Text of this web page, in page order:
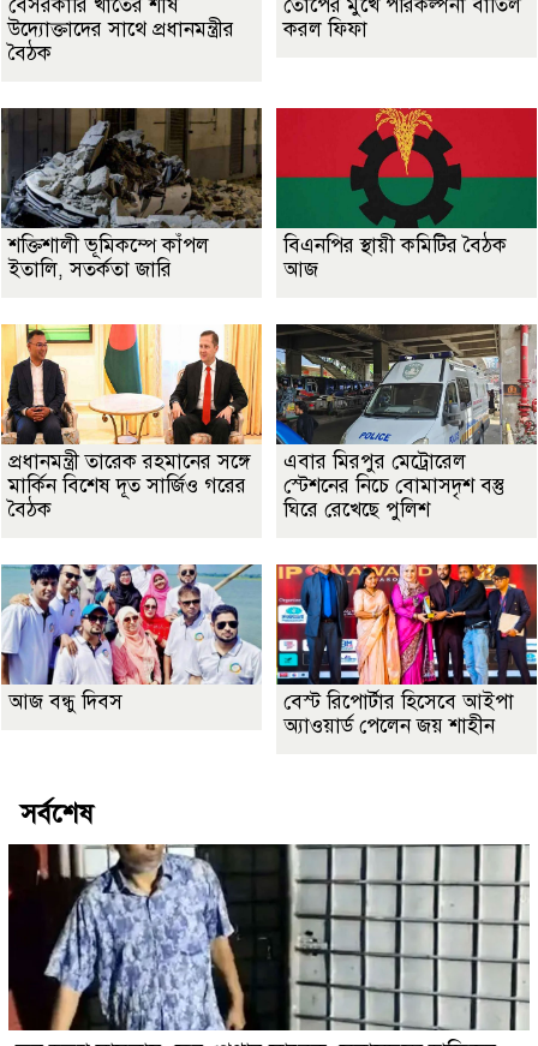
বেসরকারি খাতের শীর্ষ
উদ্যোক্তাদের সাথে প্রধানমন্ত্রীর
বৈঠক
তোপের মুখে পরিকল্পনা বাতিল
করল ফিফা
শক্তিশালী ভূমিকম্পে কাঁপল
ইতালি, সতর্কতা জারি
বিএনপির স্থায়ী কমিটির বৈঠক
আজ
প্রধানমন্ত্রী তারেক রহমানের সঙ্গে
মার্কিন বিশেষ দূত সার্জিও গরের
বৈঠক
এবার মিরপুর মেট্রোরেল
স্টেশনের নিচে বোমাসদৃশ বস্তু
ঘিরে রেখেছে পুলিশ
আজ বন্ধু দিবস
বেস্ট রিপোর্টার হিসেবে আইপা
অ্যাওয়ার্ড পেলেন জয় শাহীন
সর্বশেষ